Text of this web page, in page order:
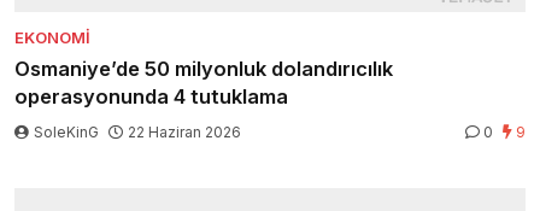
EKONOMI
Osmaniye’de 50 milyonluk dolandırıcılık
operasyonunda 4 tutuklama
SoleKinG 22 Haziran 2026 0 9